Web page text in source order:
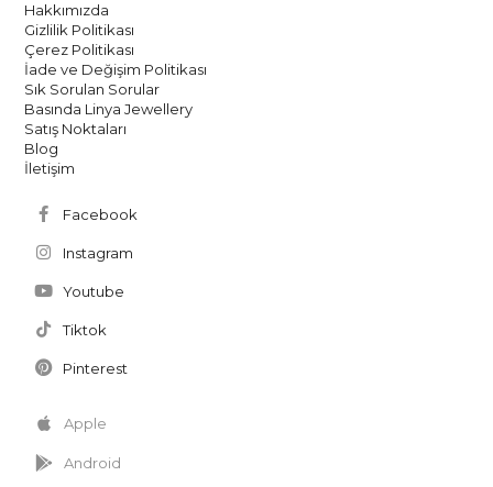
Hakkımızda
Gizlilik Politikası
Çerez Politikası
İade ve Değişim Politikası
Sık Sorulan Sorular
Basında Linya Jewellery
Satış Noktaları
Blog
İletişim
Facebook
Instagram
Youtube
Tiktok
Pinterest
Apple
Android